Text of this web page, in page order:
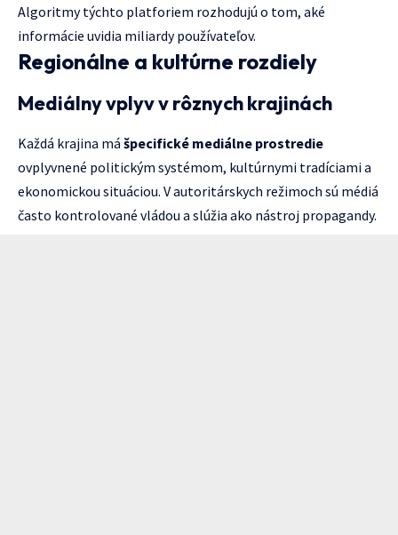
Algoritmy týchto platforiem rozhodujú o tom, aké
informácie uvidia miliardy používateľov.
Regionálne a kultúrne rozdiely
Mediálny vplyv v rôznych krajinách
Každá krajina má špecifické mediálne prostredie
ovplyvnené politickým systémom, kultúrnymi tradíciami a
ekonomickou situáciou. V autoritárskych režimoch sú médiá
často kontrolované vládou a slúžia ako nástroj propagandy.